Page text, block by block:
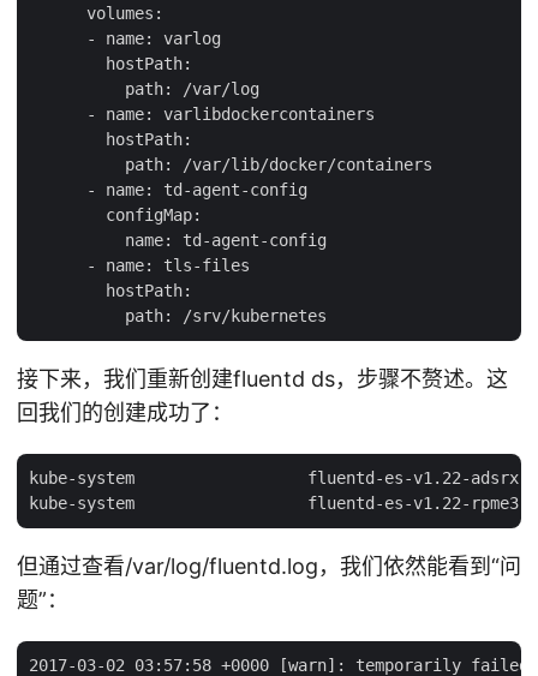
      volumes:
      - name: varlog
        hostPath:
          path: /var/log
      - name: varlibdockercontainers
        hostPath:
          path: /var/lib/docker/containers
      - name: td-agent-config
        configMap:
          name: td-agent-config
      - name: tls-files
        hostPath:
接下来，我们重新创建fluentd ds，步骤不赘述。这
回我们的创建成功了：
kube-system                  fluentd-es-v1.22-
但通过查看/var/log/fluentd.log，我们依然能看到“问
题”：
2017-03-02 03:57:58 +0000 [warn]: temporarily